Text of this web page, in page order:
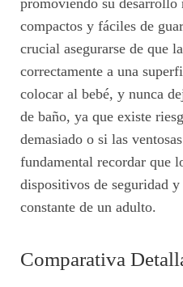
compactos y fáciles de
crucial asegurarse de que
correctamente a una
colocar al bebé, y nunca
de baño, ya que existe
demasiado o si las
fundamental recordar que
dispositivos de seguridad
constante de un adulto.
Comparativa